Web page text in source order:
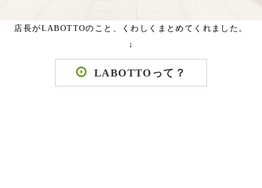
店長がLABOTTOのこと、くわしくまとめてくれました。
↓
LABOTTOって？